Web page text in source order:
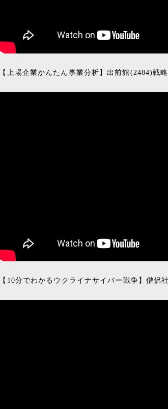
【上場企業かんたん事業分析】出前館(2484)戦
【10分でわかるウクライナサイバー戦争】僧侶